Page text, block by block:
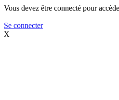
Vous devez être connecté pour
Se connecter
X